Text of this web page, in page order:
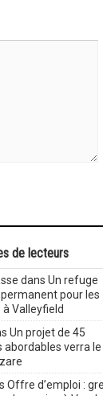
de lecteurs
dans Un refuge
permanent pour les
Valleyfield
Un projet de 45
abordables verra
Offre d’emploi :